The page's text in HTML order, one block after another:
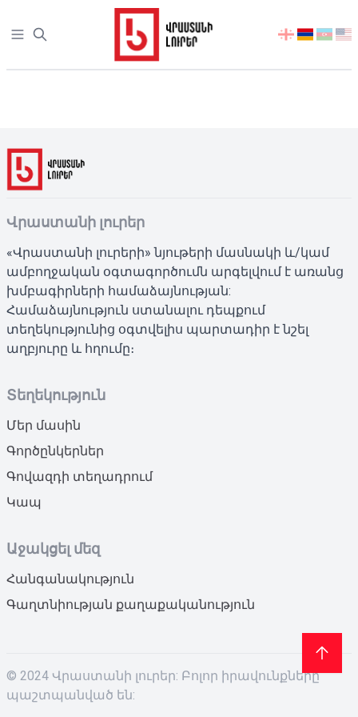
Open sidebar
აირჩიეთ
Վրաստանի լուրեր
«Վրաստանի լուրերի» նյութերի մասնակի և/կամ
ամբողջական օգտագործումն արգելվում է առանց
խմբագիրների համաձայնության:
Համաձայնություն ստանալու դեպքում
տեղեկությունից օգտվելիս պարտադիր է նշել
աղբյուրը և հղումը։
Տեղեկություն
Մեր մասին
Գործընկերներ
Գովազդի տեղադրում
Կապ
Աջակցել մեզ
Հանգանակություն
Գաղտնիության քաղաքականություն
© 2024 Վրաստանի լուրեր: Բոլոր իրավունքները
պաշտպանված են: